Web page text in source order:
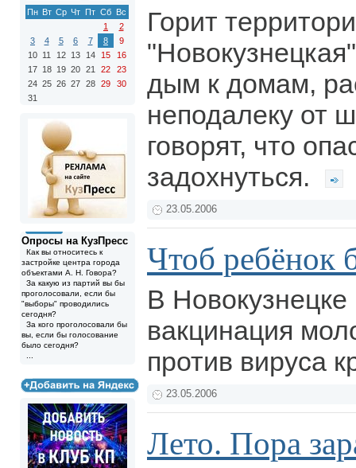
Пн Вт Ср Чт Пт Сб Вс
1
2
3
4 5 6 7 8
9
10 11 12 13 14 15
16
17 18 19 20 21 22
23
24 25 26 27 28 29
30
31
Опросы на КузПресс
Как вы относитесь к
застройке центра города
объектами А. Н. Говора?
За какую из партий вы бы
проголосовали, если бы
"выборы" проводились
сегодня?
За кого проголосовали бы
вы, если бы голосование
было сегодня?
Горит
дым к домам,
неподалеку от
говорят, что
задохнуться.
23.05.2006
Чтоб ребёнок
В Новокузнецке
вакцинация
против вируса
23.05.2006
Лето. Пора